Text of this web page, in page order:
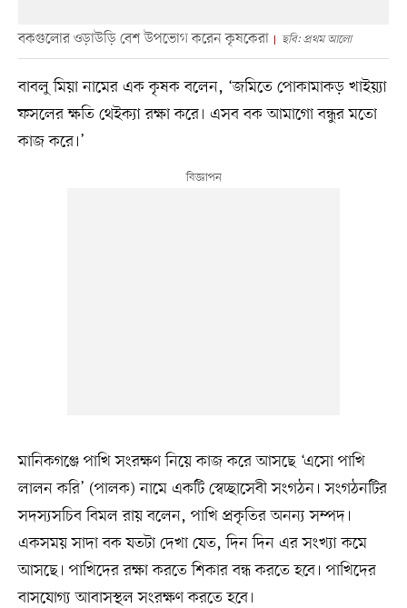
বকগুলোর ওড়াউড়ি বেশ উপভোগ করেন কৃষকেরা ছবি: প্রথম আলো
বাবলু মিয়া নামের এক কৃষক বলেন, ‘জমিতে পোকামাকড় খাইয়্যা
ফসলের ক্ষতি থেইক্যা রক্ষা করে। এসব বক আমাগো বন্ধুর মতো
কাজ করে।’
মানিকগঞ্জে পাখি সংরক্ষণ নিয়ে কাজ করে আসছে ‘এসো পাখি
লালন করি’ (পালক) নামে একটি স্বেচ্ছাসেবী সংগঠন। সংগঠনটির
সদস্যসচিব বিমল রায় বলেন, পাখি প্রকৃতির অনন্য সম্পদ।
একসময় সাদা বক যতটা দেখা যেত, দিন দিন এর সংখ্যা কমে
আসছে। পাখিদের রক্ষা করতে শিকার বন্ধ করতে হবে। পাখিদের
বাসযোগ্য আবাসস্থল সংরক্ষণ করতে হবে।